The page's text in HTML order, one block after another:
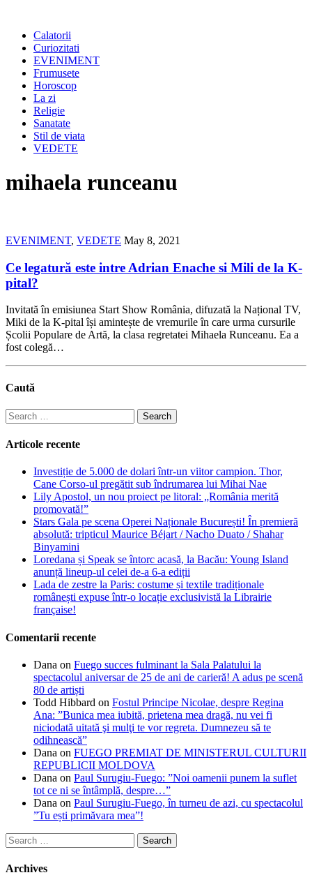
Calatorii
Curiozitati
EVENIMENT
Frumusete
Horoscop
La zi
Religie
Sanatate
Stil de viata
VEDETE
mihaela runceanu
EVENIMENT, VEDETE May 8, 2021
Ce legatură este intre Adrian Enache si Mili de la K-
pital?
Invitată în emisiunea Start Show România, difuzată la Național TV,
Miki de la K-pital își amintește de vremurile în care urma cursurile
Școlii Populare de Artă, la clasa regretatei Mihaela Runceanu. Ea a
fost colegă…
Caută
Search
for:
Articole recente
Investiție de 5.000 de dolari într-un viitor campion. Thor,
Cane Corso-ul pregătit sub îndrumarea lui Mihai Nae
Lily Apostol, un nou proiect pe litoral: „România merită
promovată!”
Stars Gala pe scena Operei Naționale București! În premieră
absolută: tripticul Maurice Béjart / Nacho Duato / Shahar
Binyamini
Loredana și Speak se întorc acasă, la Bacău: Young Island
anunță lineup-ul celei de-a 6-a ediții
Lada de zestre la Paris: costume și textile tradiționale
românești expuse într-o locație exclusivistă la Librairie
française!
Comentarii recente
Dana on Fuego succes fulminant la Sala Palatului la
spectacolul aniversar de 25 de ani de carieră! A adus pe scenă
80 de artiști
Todd Hibbard on Fostul Principe Nicolae, despre Regina
Ana: ”Bunica mea iubită, prietena mea dragă, nu vei fi
niciodată uitată şi mulţi te vor regreta. Dumnezeu să te
odihnească”
Dana on FUEGO PREMIAT DE MINISTERUL CULTURII
REPUBLICII MOLDOVA
Dana on Paul Surugiu-Fuego: ”Noi oamenii punem la suflet
tot ce ni se întâmplă, despre…”
Dana on Paul Surugiu-Fuego, în turneu de azi, cu spectacolul
”Tu ești primăvara mea”!
Search
for:
Archives